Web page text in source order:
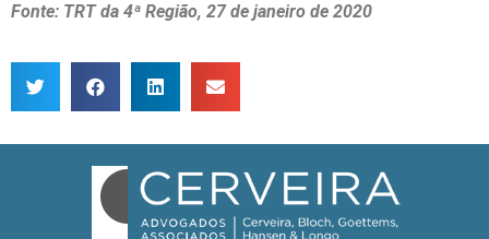
Fonte: TRT da 4ª Região, 27 de janeiro de 2020